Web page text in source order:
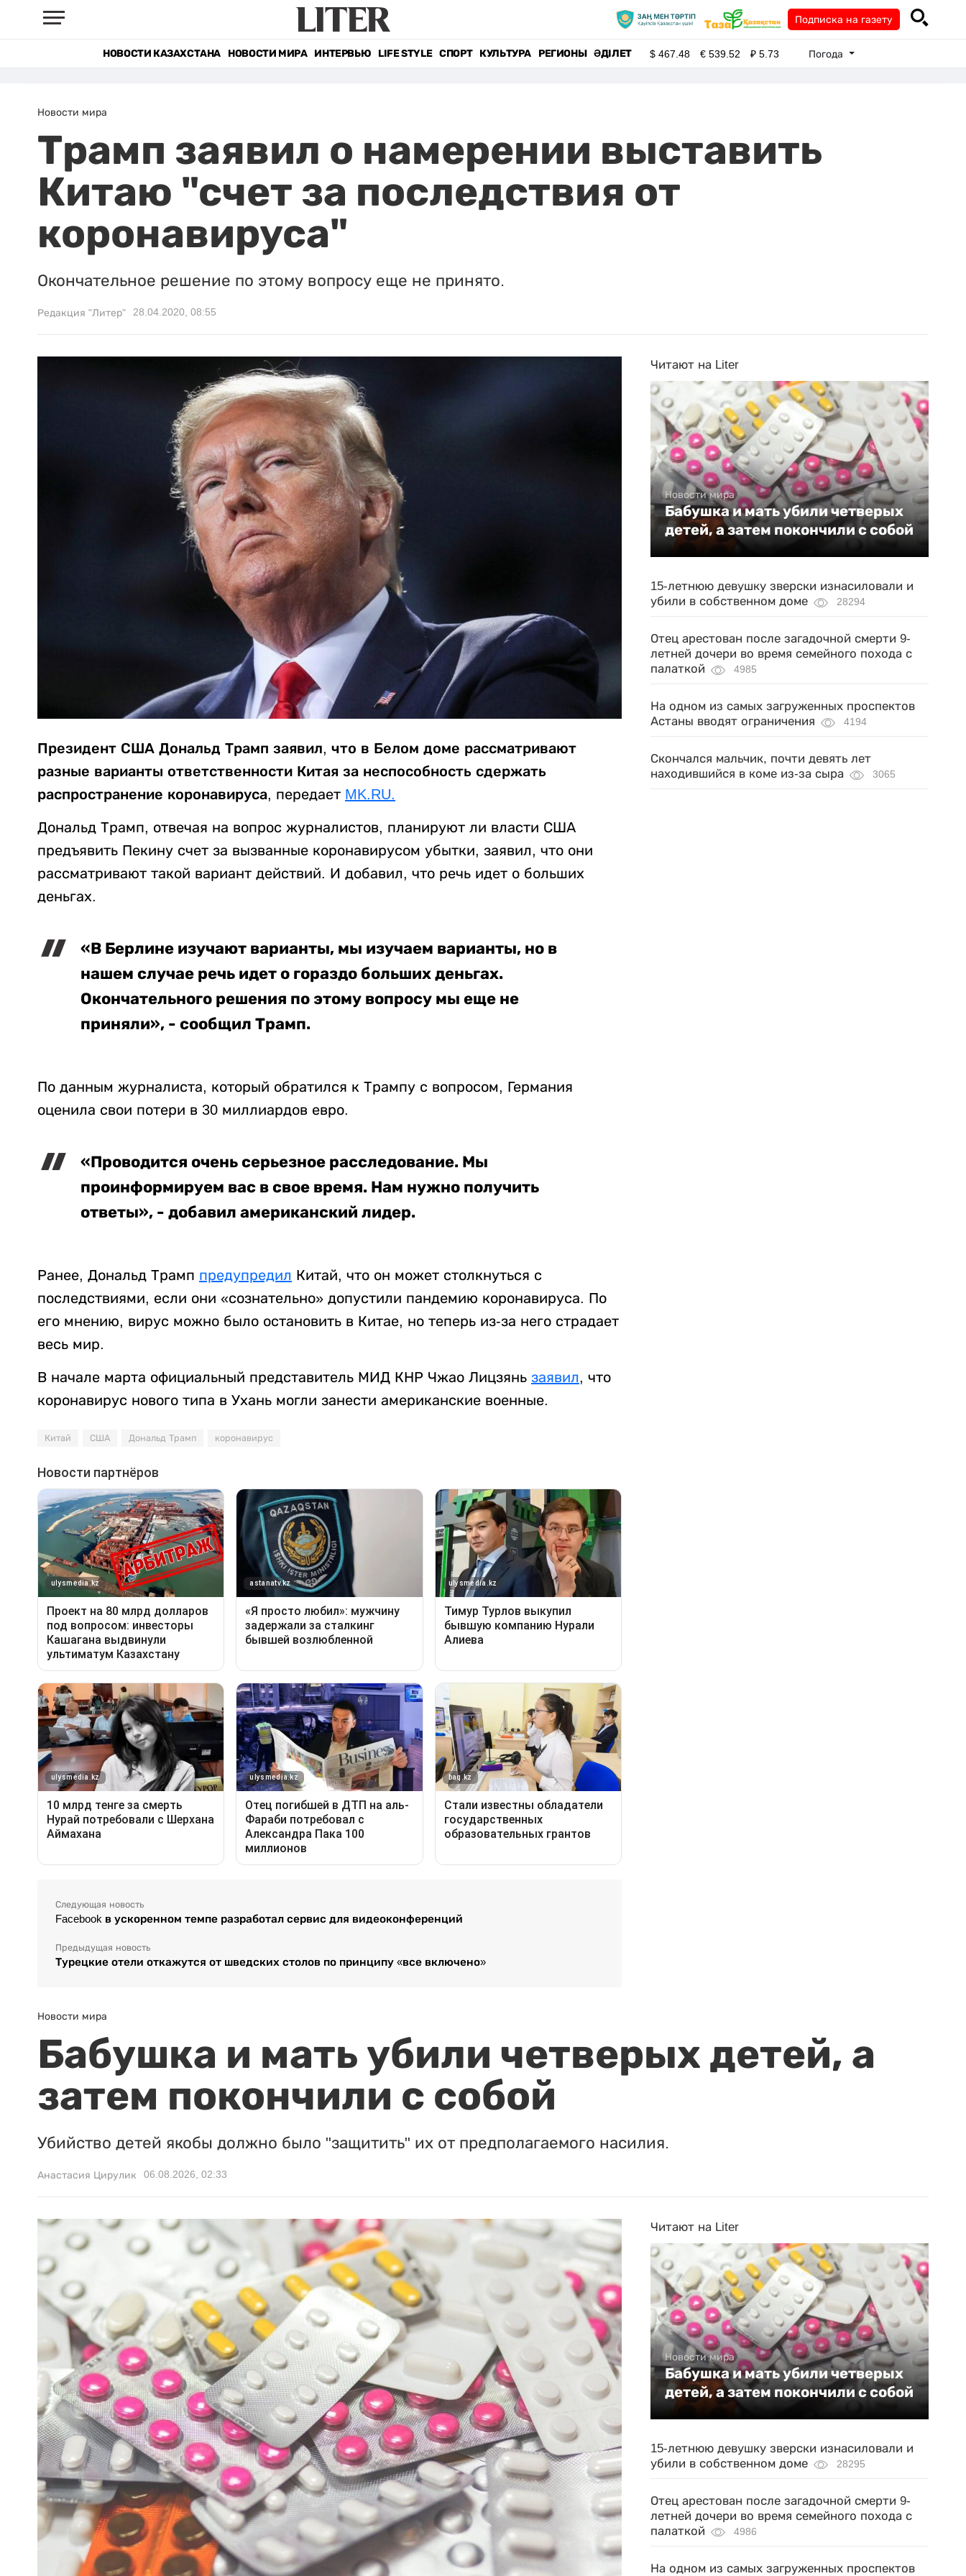
Подписка на газету
НОВОСТИ КАЗАХСТАНА НОВОСТИ МИРА ИНТЕРВЬЮ LIFE STYLE СПОРТ КУЛЬТУРА РЕГИОНЫ ӘДІЛЕТ $467.48 €539.52 ₽5.73 Погода
Новости мира
Трамп заявил о намерении выставить
Китаю "счет за последствия от
коронавируса"
Окончательное решение по этому вопросу еще не принято.
Редакция "Литер" 28.04.2020, 08:55
Президент США Дональд Трамп заявил, что в Белом доме рассматривают
разные варианты ответственности Китая за неспособность сдержать
распространение коронавируса, передает MK.RU.
Дональд Трамп, отвечая на вопрос журналистов, планируют ли власти США
предъявить Пекину счет за вызванные коронавирусом убытки, заявил, что они
рассматривают такой вариант действий. И добавил, что речь идет о больших
деньгах.
«В Берлине изучают варианты, мы изучаем варианты, но в
нашем случае речь идет о гораздо больших деньгах.
Окончательного решения по этому вопросу мы еще не
приняли», - сообщил Трамп.
По данным журналиста, который обратился к Трампу с вопросом, Германия
оценила свои потери в 30 миллиардов евро.
«Проводится очень серьезное расследование. Мы
проинформируем вас в свое время. Нам нужно получить
ответы», - добавил американский лидер.
Ранее, Дональд Трамп предупредил Китай, что он может столкнуться с
последствиями, если они «сознательно» допустили пандемию коронавируса. По
его мнению, вирус можно было остановить в Китае, но теперь из-за него страдает
весь мир.
В начале марта официальный представитель МИД КНР Чжао Лицзянь заявил, что
коронавирус нового типа в Ухань могли занести американские военные.
Китай США Дональд Трамп коронавирус
Следующая новость
Facebook в ускоренном темпе разработал сервис для видеоконференций
Предыдущая новость
Турецкие отели откажутся от шведских столов по принципу «все включено»
Читают на Liter
Новости мира
Бабушка и мать убили четверых
детей, а затем покончили с собой
15-летнюю девушку зверски изнасиловали и
убили в собственном доме
28294
Отец арестован после загадочной смерти 9-
летней дочери во время семейного похода с
палаткой
4985
На одном из самых загруженных проспектов
Астаны вводят ограничения
4194
Скончался мальчик, почти девять лет
находившийся в коме из-за сыра
3065
Новости мира
Бабушка и мать убили четверых детей, а
затем покончили с собой
Убийство детей якобы должно было "защитить" их от предполагаемого насилия.
Анастасия Цирулик 06.08.2026, 02:33
Читают на Liter
Новости мира
Бабушка и мать убили четверых
детей, а затем покончили с собой
15-летнюю девушку зверски изнасиловали и
убили в собственном доме
28295
Отец арестован после загадочной смерти 9-
летней дочери во время семейного похода с
палаткой
4986
На одном из самых загруженных проспектов